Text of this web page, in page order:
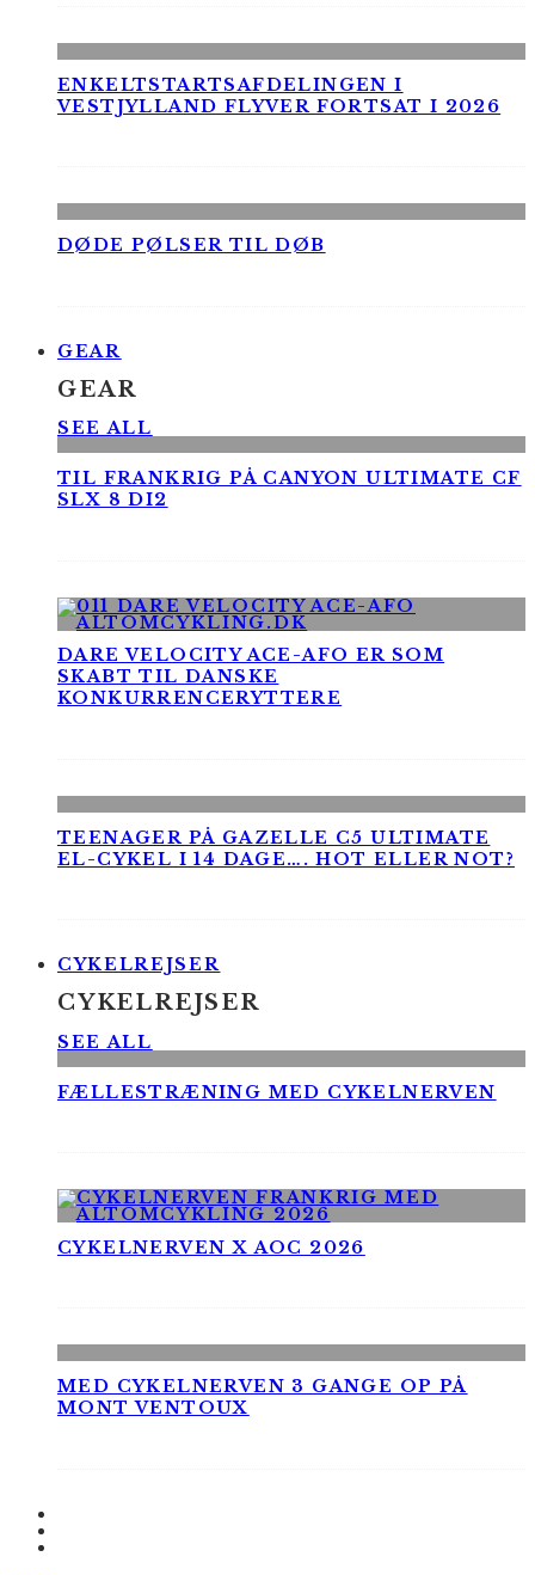
ENKELTSTARTSAFDELINGEN I
VESTJYLLAND FLYVER FORTSAT I 2026
DØDE PØLSER TIL DØB
GEAR
GEAR
SEE ALL
TIL FRANKRIG PÅ CANYON ULTIMATE CF
SLX 8 DI2
DARE VELOCITY ACE-AFO ER SOM
SKABT TIL DANSKE
KONKURRENCERYTTERE
TEENAGER PÅ GAZELLE C5 ULTIMATE
EL-CYKEL I 14 DAGE…. HOT ELLER NOT?
CYKELREJSER
CYKELREJSER
SEE ALL
FÆLLESTRÆNING MED CYKELNERVEN
CYKELNERVEN X AOC 2026
MED CYKELNERVEN 3 GANGE OP PÅ
MONT VENTOUX